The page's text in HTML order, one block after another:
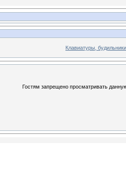
Клавиатуры,
Гостям запрещено просматривать